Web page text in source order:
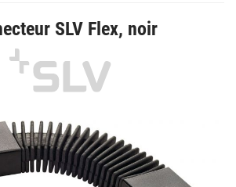
SLV Flex, noir